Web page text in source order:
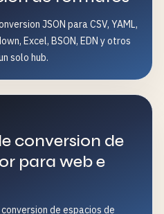
JSON para CSV, YAML,
Excel, BSON, EDN y otros
solo hub.
conversion de
para web e
de espacios de